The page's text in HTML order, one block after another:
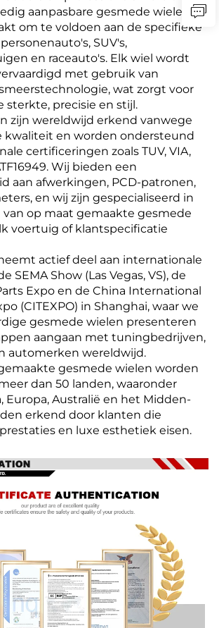
aanpasbare gesmede wielen,
om te voldoen aan de specifieke
SUV's,
en raceauto's. Elk wiel wordt
met gebruik van
wat zorgt voor
sterkte, precisie en stijl.
zijn wereldwijd erkend vanwege
kwaliteit en worden ondersteund
certificeringen zoals TUV, VIA,
Wij bieden een
aan afwerkingen, PCD-patronen,
en wij zijn gespecialiseerd in
op maat gemaakte gesmede
voertuig of klantspecificatie
actief deel aan internationale
SEMA Show (Las Vegas, VS), de
Expo en de China International
(CITEXPO) in Shanghai, waar we
gesmede wielen presenteren
aangaan met tuningbedrijven,
automerken wereldwijd.
gesmede wielen worden
dan 50 landen, waaronder
Europa, Australië en het Midden-
erkend door klanten die
en luxe esthetiek eisen.